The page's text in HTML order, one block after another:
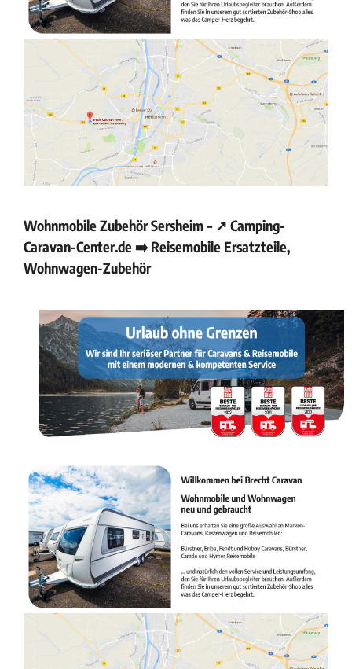
Wohnmobile Zubehör Sersheim – ↗️ Camping-
Caravan-Center.de ➡️ Reisemobile Ersatzteile,
Wohnwagen-Zubehör